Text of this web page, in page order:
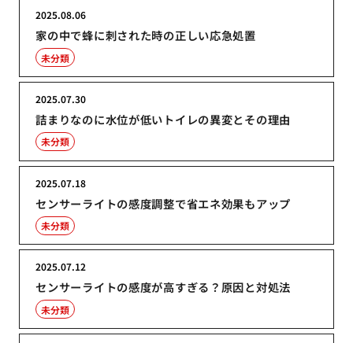
家の中で蜂に刺された時の正しい応急処置
2025.08.06
未分類
詰まりなのに水位が低いトイレの異変とその理由
2025.07.30
未分類
センサーライトの感度調整で省エネ効果もアップ
2025.07.18
未分類
センサーライトの感度が高すぎる？原因と対処法
2025.07.12
未分類